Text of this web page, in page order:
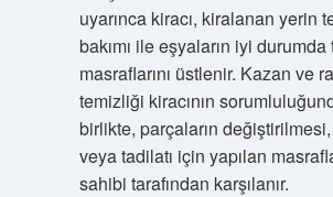
uyarınca kiracı, kiralanan yerin
bakımı ile eşyaların iyi durumda
masraflarını üstlenir. Kazan ve
temizliği kiracının
birlikte, parçaların değiştirilmesi,
veya tadilatı için yapılan
sahibi tarafından karşılanır.